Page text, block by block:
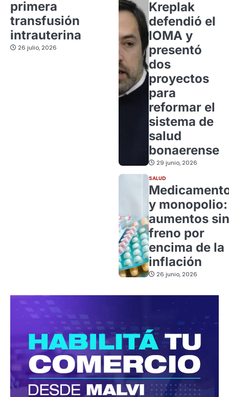
primera
transfusión
intrauterina
26 julio, 2026
Kreplak
defendió el
IOMA y
presentó
dos
proyectos
para
reformar el
sistema de
salud
bonaerense
29 junio, 2026
SALUD
y monopolio:
aumentos sin
freno por
encima de la
inflación
26 junio, 2026